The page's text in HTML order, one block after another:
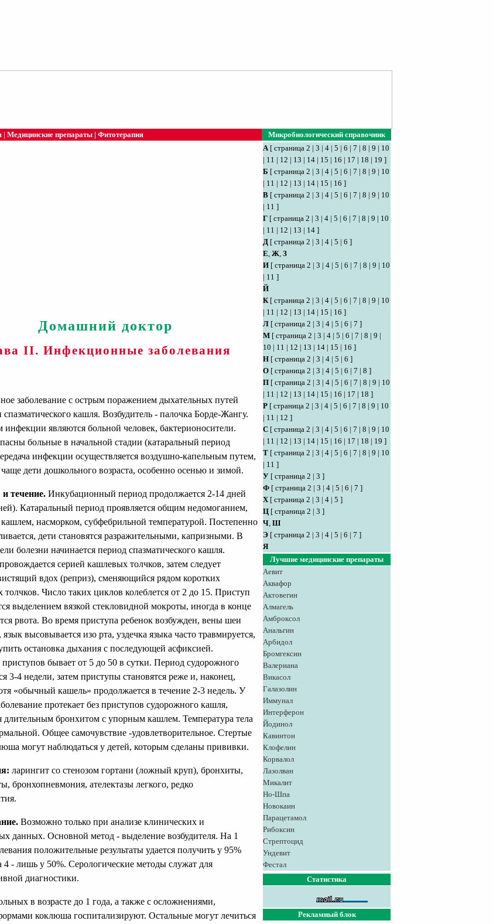
| Медицинские препараты | Фитотерапия
Микробиологический справочник
Домашний доктор
II. Инфекционные заболевания
заболевание с острым поражением дыхательных путей
кашля. Возбудитель - палочка Борде-Жангу.
инфекции являются больной человек, бактерионосители.
больные в начальной стадии (катаральный период
инфекции осуществляется воздушно-капельным путем,
дети дошкольного возраста, особенно осенью и зимой.
течение. Инкубационный период продолжается 2-14 дней
Катаральный период проявляется общим недомоганием,
насморком, субфебрильной температурой. Постепенно
дети становятся разражительными, капризными. В
болезни начинается период спазматического кашля.
серией кашлевых толчков, затем следует
вдох (реприз), сменяющийся рядом коротких
Число таких циклов колеблется от 2 до 15. Приступ
выделением вязкой стекловидной мокроты, иногда в конце
рвота. Во время приступа ребенок возбужден, вены шеи
высовывается изо рта, уздечка языка часто травмируется,
остановка дыхания с последующей асфиксией.
приступов бывает от 5 до 50 в сутки. Период судорожного
3-4 недели, затем приступы становятся реже и, наконец,
«обычный кашель» продолжается в течение 2-3 недель. У
протекает без приступов судорожного кашля,
длительным бронхитом с упорным кашлем. Температура тела
Общее самочувствие -удовлетворительное. Стертые
могут наблюдаться у детей, которым сделаны прививки.
ларингит со стенозом гортани (ложный круп), бронхиты,
бронхопневмония, ателектазы легкого, редко
Возможно только при анализе клинических и
данных. Основной метод - выделение возбудителя. На 1
положительные результаты удается получить у 95%
4 - лишь у 50%. Серологические методы служат для
диагностики.
в возрасте до 1 года, а также с осложнениями,
коклюша госпитализируют. Остальные могут лечиться
А[ страница 2 | 3 | 4 | 5 | 6 | 7 | 8 | 9 | 10
| 11 | 12 | 13 | 14 | 15 | 16 | 17 | 18 | 19 ]
Б [ страница 2 | 3 | 4 | 5 | 6 | 7 | 8 | 9 | 10
| 11 | 12 | 13 | 14 | 15 | 16 ]
В [ страница 2 | 3 | 4 | 5 | 6 | 7 | 8 | 9 | 10
| 11 ]
Г [ страница 2 | 3 | 4 | 5 | 6 | 7 | 8 | 9 | 10
| 11 | 12 | 13 | 14 ]
Д [ страница 2 | 3 | 4 | 5 | 6 ]
Е, Ж, З
И [ страница 2 | 3 | 4 | 5 | 6 | 7 | 8 | 9 | 10
| 11 ]
Й
К[ страница 2 | 3 | 4 | 5 | 6 | 7 | 8 | 9 | 10
| 11 | 12 | 13 | 14 | 15 | 16 ]
Л [ страница 2 | 3 | 4 | 5 | 6 | 7 ]
М [ страница 2 | 3 | 4 | 5 | 6 | 7 | 8 | 9 |
10 | 11 | 12 | 13 | 14 | 15 | 16 ]
Н [ страница 2 | 3 | 4 | 5 | 6 ]
О [ страница 2 | 3 | 4 | 5 | 6 | 7 | 8 ]
П [ страница 2 | 3 | 4 | 5 | 6 | 7 | 8 | 9 | 10
| 11 | 12 | 13 | 14 | 15 | 16 | 17 | 18 ]
Р [ страница 2 | 3 | 4 | 5 | 6 | 7 | 8 | 9 | 10
| 11 | 12 ]
С [ страница 2 | 3 | 4 | 5 | 6 | 7 | 8 | 9 | 10
| 11 | 12 | 13 | 14 | 15 | 16 | 17 | 18 | 19 ]
Т [ страница 2 | 3 | 4 | 5 | 6 | 7 | 8 | 9 | 10
| 11 ]
У [ страница 2 | 3 ]
Ф [ страница 2 | 3 | 4 | 5 | 6 | 7 ]
Х[ страница 2 | 3 | 4 | 5 ]
Ц [ страница 2 | 3 ]
Ч, Ш
Э [ страница 2 | 3 | 4 | 5 | 6 | 7 ]
Я
Лучшие медицинские препараты
Аевит
Аквафор
Актовегин
Алмагель
Амброксол
Анальгин
Арбидол
Бромгексин
Валериана
Викасол
Галазолин
Иммунал
Интерферон
Йодинол
Кавинтон
Клофелин
Корвалол
Лазолван
Микалит
Но-Шпа
Новокаин
Парацетамол
Рибоксин
Стрептоцид
Ундевит
Фестал
Статистика
Рекламный блок